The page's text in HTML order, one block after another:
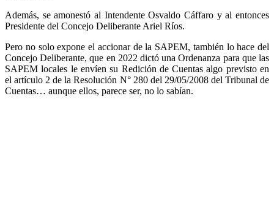
Además, se amonestó al Intendente Osvaldo Cáffaro y al entonces
Presidente del Concejo Deliberante Ariel Ríos.
Pero no solo expone el accionar de la SAPEM, también lo hace del
Concejo Deliberante, que en 2022 dictó una Ordenanza para que las
SAPEM locales le envíen su Redición de Cuentas algo previsto en
el artículo 2 de la Resolución N° 280 del 29/05/2008 del Tribunal de
Cuentas… aunque ellos, parece ser, no lo sabían.